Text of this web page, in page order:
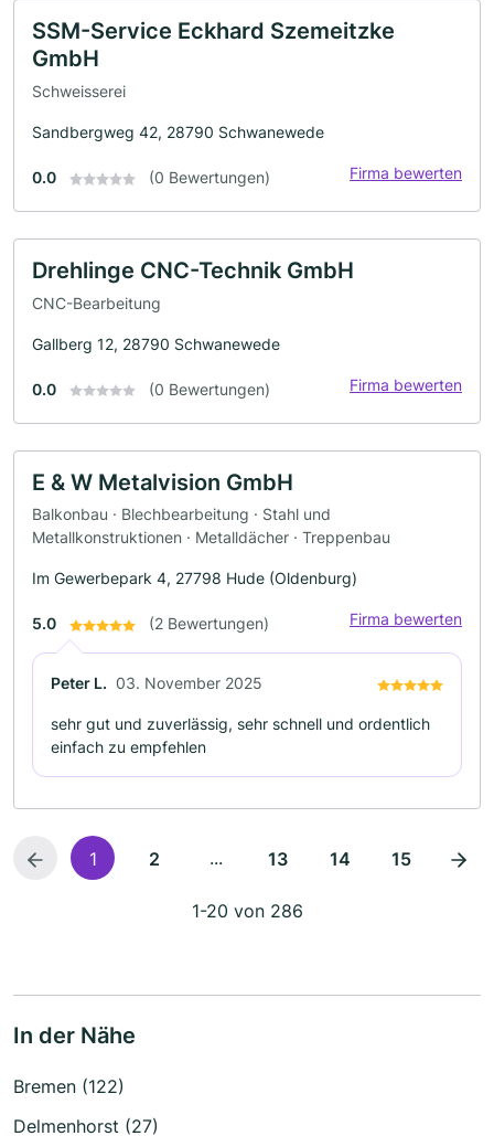
SSM-Service Eckhard Szemeitzke
GmbH
Schweisserei
Sandbergweg 42, 28790 Schwanewede
0.0 (0 Bewertungen) Firma bewerten
Drehlinge CNC-Technik GmbH
CNC-Bearbeitung
Gallberg 12, 28790 Schwanewede
0.0 (0 Bewertungen) Firma bewerten
E & W Metalvision GmbH
Balkonbau · Blechbearbeitung · Stahl und
Metallkonstruktionen · Metalldächer · Treppenbau
Im Gewerbepark 4, 27798 Hude (Oldenburg)
5.0 (2 Bewertungen) Firma bewerten
Peter L. 03. November 2025
sehr gut und zuverlässig, sehr schnell und ordentlich
einfach zu empfehlen
1 2 ... 13 14 15
1-20 von 286
In der Nähe
Bremen (122)
Delmenhorst (27)